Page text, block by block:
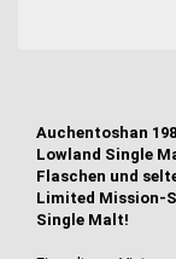
Auchentoshan
Lowland Single
Flaschen und
Limited Mission-
Single Malt!